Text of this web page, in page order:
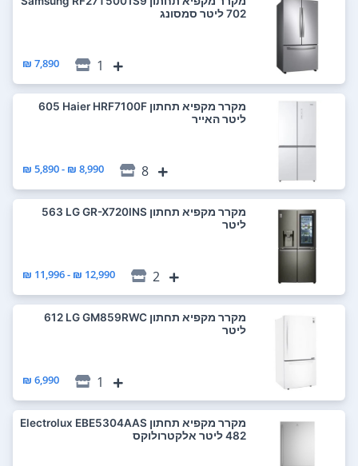
1
7,890 ₪
מקרר ‏מקפיא תחתון Haier HRF7100F ‏605
‏ליטר האייר
8
8,990 ₪ - 5,890 ₪
מקרר ‏מקפיא תחתון LG GR-X720INS ‏563
‏ליטר
2
12,990 ₪ - 11,996 ₪
מקרר ‏מקפיא תחתון LG GM859RWC ‏612
‏ליטר
1
6,990 ₪
מקרר ‏מקפיא תחתון Electrolux EBE5304AAS